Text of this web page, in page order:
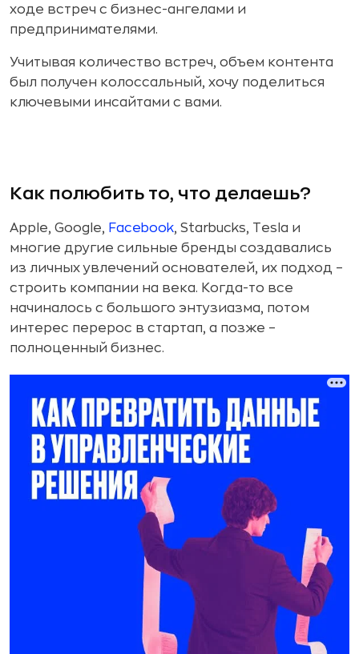
ходе встреч с бизнес-ангелами и
предпринимателями.
Учитывая количество встреч, объем контента
был получен колоссальный, хочу поделиться
ключевыми инсайтами с вами.
Как полюбить то, что делаешь?
Apple, Google, Facebook, Starbucks, Tesla и
многие другие сильные бренды создавались
из личных увлечений основателей, их подход –
строить компании на века. Когда-то все
начиналось с большого энтузиазма, потом
интерес перерос в стартап, а позже –
полноценный бизнес.